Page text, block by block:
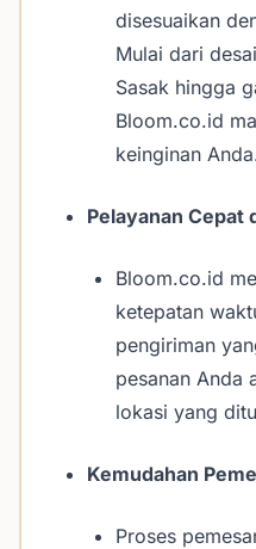
disesuaikan
Mulai dari
Sasak hingga
Bloom.co.id
keinginan
Pelayanan Cepat
Bloom.co.id
ketepatan
pengiriman
pesanan Anda
lokasi yang
Kemudahan
Proses